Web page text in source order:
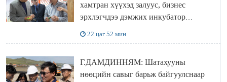
хамтран хүүхэд залуус, бизнес
эрхлэгчдээ дэмжих инкубатор
22 цаг 52 мин
Г.ДАМДИННЯМ: Шатахууны
нөөцийн савыг барьж байгуулснаар